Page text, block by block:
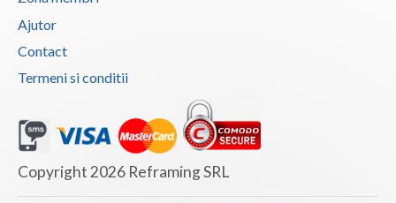
Logoterapie in tulburarile de comunicare (3)
Practica pentru studentii facultatilor de psiho... (1)
Psihodiagnostic si evaluare clinica (8)
Psihonutritie (2)
Psihooncologie (1)
Ajutor
Contact
Termeni si conditii
Copyright 2026 Reframing SRL